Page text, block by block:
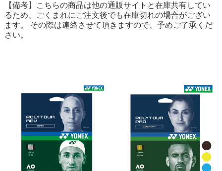
【備考】こちらの商品は他の通販サイトと在庫共有してい
るため、ごくまれにご注文後でも在庫切れの場合がござい
ます。 その際は連絡させて頂きますので、予めご了承くだ
さい。